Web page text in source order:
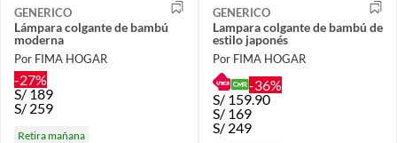
GENERICO
Lámpara colgante de bambú
moderna
Por FIMA HOGAR
-27%
S/189
S/ 259
Retira mañana
GENERICO
Lampara colgante de bambú de
estilo japonés
Por FIMA HOGAR
-36%
S/ 159.90
S/ 169
S/ 249